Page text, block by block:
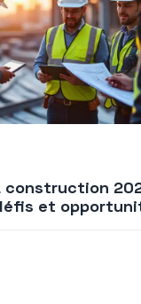
construction
et